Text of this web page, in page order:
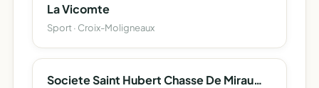
La Vicomte
Sport · Croix-Moligneaux
Societe Saint Hubert Chasse De Miraumont